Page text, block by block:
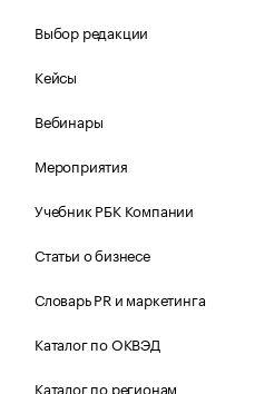
Выбор редакции
Кейсы
Вебинары
Мероприятия
Учебник РБК Компании
Статьи о бизнесе
Словарь PR и маркетинга
Каталог по ОКВЭД
Каталог по регионам